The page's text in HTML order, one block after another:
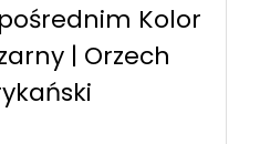
Kolor
| Orzech